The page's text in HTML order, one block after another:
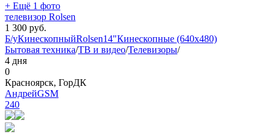
+ Ещё 1 фото
телевизор Rolsen
1 300 руб.
Б/уКинескопныйRolsen14"Кинескопные (640x480)
Бытовая техника/ТВ и видео/Телевизоры/
4 дня
0
Красноярск, ГорДК
АндрейGSM
240